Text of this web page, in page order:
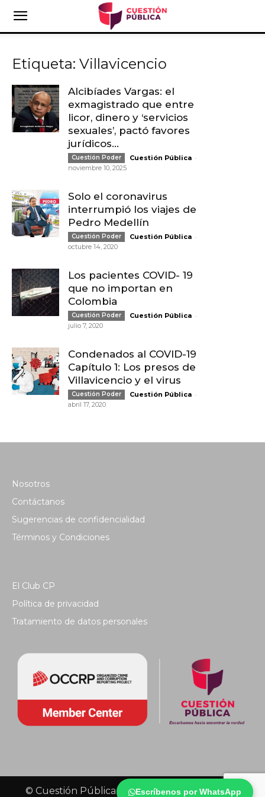
Escríbenos por WhatsApp
Etiqueta: Villavicencio
Alcibíades Vargas: el
exmagistrado que entre
licor, dinero y ‘servicios
sexuales’, pactó favores
jurídicos...
Cuestión Poder Cuestión Pública -
noviembre 10, 2025
Solo el coronavirus
interrumpió los viajes de
Pedro Medellín
Cuestión Poder Cuestión Pública -
octubre 14, 2020
Los pacientes COVID- 19
que no importan en
Colombia
Cuestión Poder Cuestión Pública -
julio 7, 2020
Condenados al COVID-19
Capítulo 1: Los presos de
Villavicencio y el virus
Cuestión Poder Cuestión Pública -
abril 17, 2020
Nosotros
Contáctanos
Sugerencias de confidencialidad
Términos y Condiciones
El Club CP
Política de privacidad
Tratamiento de datos personales
© Cuestión Pública 2018 - Todos los derechos